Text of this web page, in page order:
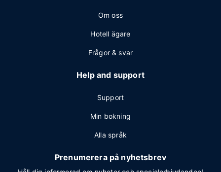
Om oss
Hotell ägare
Frågor & svar
Help and support
Support
Min bokning
Alla språk
Prenumerera på nyhetsbrev